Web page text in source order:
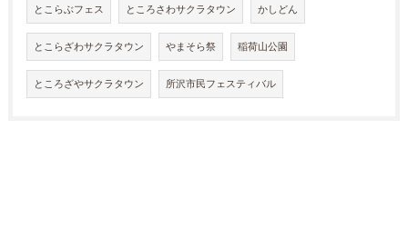
とこらぶフェス ところさわサクラタウン かしどん
とこらざわサクラタウン やまそら祭 稲荷山公園
ところざやサクラタウン 所沢市民フェスティバル